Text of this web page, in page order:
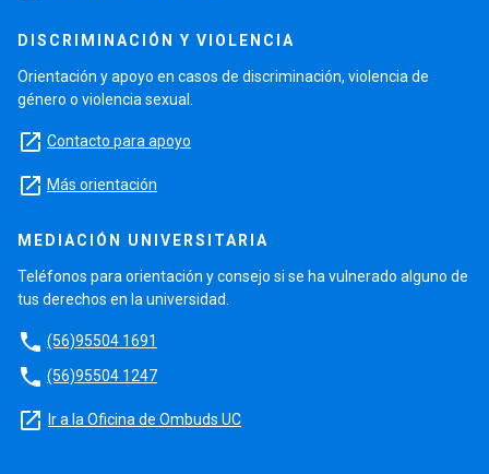
DISCRIMINACIÓN Y VIOLENCIA
Orientación y apoyo en casos de discriminación, violencia de
género o violencia sexual.
launch Contacto para apoyo
launch Más orientación
MEDIACIÓN UNIVERSITARIA
Teléfonos para orientación y consejo si se ha vulnerado alguno de
tus derechos en la universidad.
phone (56)95504 1691
phone (56)95504 1247
launch Ir a la Oficina de Ombuds UC